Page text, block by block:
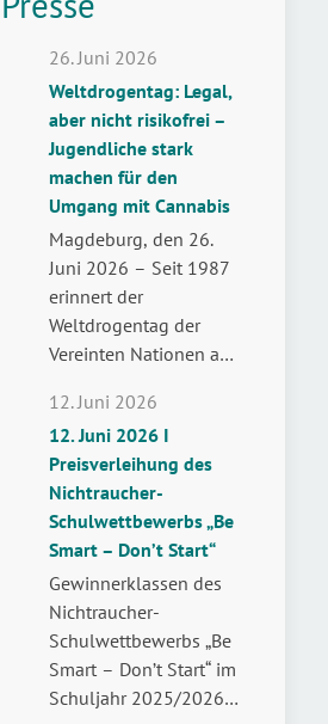
Weltdrogentag: Legal,
aber nicht risikofrei –
Jugendliche stark
machen für den
Umgang mit Cannabis
26. Juni 2026
Magdeburg, den 26.
Juni 2026 – Seit 1987
erinnert der
Weltdrogentag der
Vereinten Nationen am
wie wichtig der Schutz
der Gesundheit und die
Aufklärung über
die…Weltdrogentag:
Legal,
aber
nicht
risikofrei
–
Jugendliche
stark
weiterlesen
12. Juni 2026 I
Preisverleihung des
Nichtraucher-
Schulwettbewerbs „Be
Smart – Don’t Start“
12. Juni 2026
Gewinnerklassen des
Nichtraucher-
Schulwettbewerbs „Be
Smart – Don’t Start“ im
Schuljahr 2025/2026